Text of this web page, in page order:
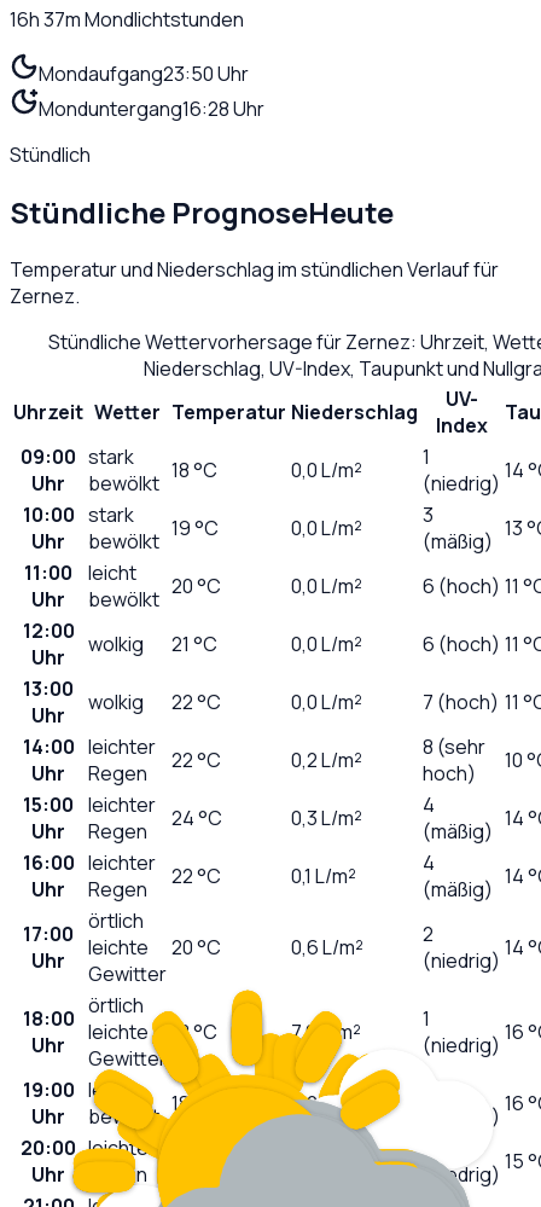
16h 37mMondlichtstunden
Mondaufgang23:50 Uhr
Monduntergang16:28 Uhr
Stündlich
Stündliche PrognoseHeute
Temperatur und Niederschlag im stündlichen Verlauf für
Zernez.
Stündliche Wettervorhersage fürZernez: Uhrzeit,
Niederschlag, UV-Index, Taupunkt und
Uhrzeit Wetter Temperatur Niederschlag
UV-
Index
09:00
Uhr
stark
bewölkt 18°C 0,0L/m²
1
(niedrig) 14
10:00
Uhr
stark
bewölkt 19°C 0,0L/m²
3
(mäßig) 13
11:00
Uhr
leicht
bewölkt 20°C 0,0L/m² 6 (hoch) 11
12:00
Uhr
wolkig 21 °C 0,0L/m² 6 (hoch) 11
13:00
Uhr
wolkig 22°C 0,0L/m² 7 (hoch) 11
14:00
Uhr
leichter
Regen
22°C 0,2L/m²
8 (sehr
hoch)
10
15:00
Uhr
leichter
Regen
24°C 0,3L/m²
4
(mäßig) 14
16:00
Uhr
leichter
Regen
22°C 0,1 L/m²
4
(mäßig) 14
17:00
Uhr
örtlich
leichte
Gewitter
20°C 0,6L/m²
2
(niedrig) 14
18:00
Uhr
örtlich
leichte
Gewitter
18°C 7,0 L/m²
1
(niedrig) 16
19:00
Uhr
leicht
bewölkt 18 0,0L/m²
(niedrig) 16
20:00
Uhr
leichter
Regen
0
(niedrig) 15